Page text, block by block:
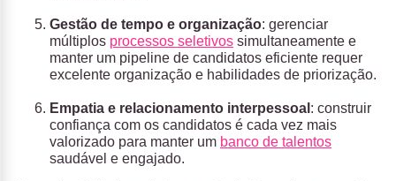
Gestão de tempo e organização: gerenciar
múltiplos processos seletivos simultaneamente e
manter um pipeline de candidatos eficiente requer
excelente organização e habilidades de priorização.
Empatia e relacionamento interpessoal : construir
confiança com os candidatos é cada vez mais
valorizado para manter um banco de talentos
saudável e engajado.